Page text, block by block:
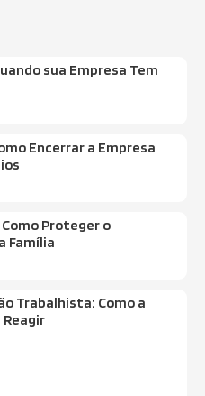
sua Empresa Tem
Encerrar a Empresa
Proteger o
Família
Trabalhista: Como a
Reagir